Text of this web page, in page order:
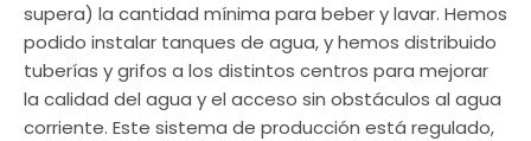
supera) la cantidad mínima para beber y lavar. Hemos
podido instalar tanques de agua, y hemos distribuido
tuberías y grifos a los distintos centros para mejorar
la calidad del agua y el acceso sin obstáculos al agua
corriente. Este sistema de producción está regulado,